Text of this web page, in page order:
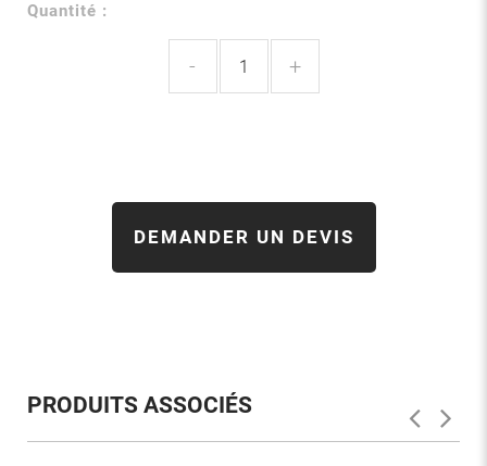
Quantité :
- +
DEMANDER UN DEVIS
PRODUITS ASSOCIÉS